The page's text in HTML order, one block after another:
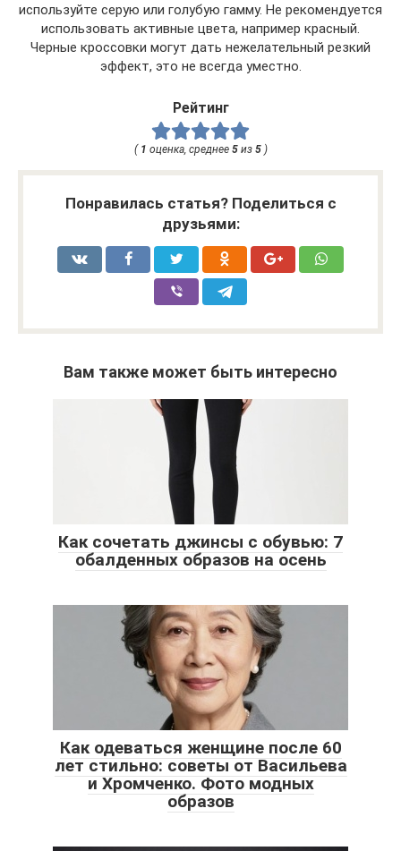
используйте серую или голубую гамму. Не рекомендуется
использовать активные цвета, например красный.
Черные кроссовки могут дать нежелательный резкий
эффект, это не всегда уместно.
Рейтинг
( 1 оценка, среднее 5из 5)
Понравилась статья? Поделиться с
друзьями:
Вам также может быть интересно
Как сочетать джинсы с обувью: 7
обалденных образов на осень
Как одеваться женщине после 60
лет стильно: советы от Васильева
и Хромченко. Фото модных
образов